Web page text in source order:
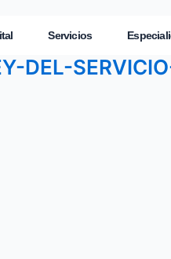
Servicios
DEL-